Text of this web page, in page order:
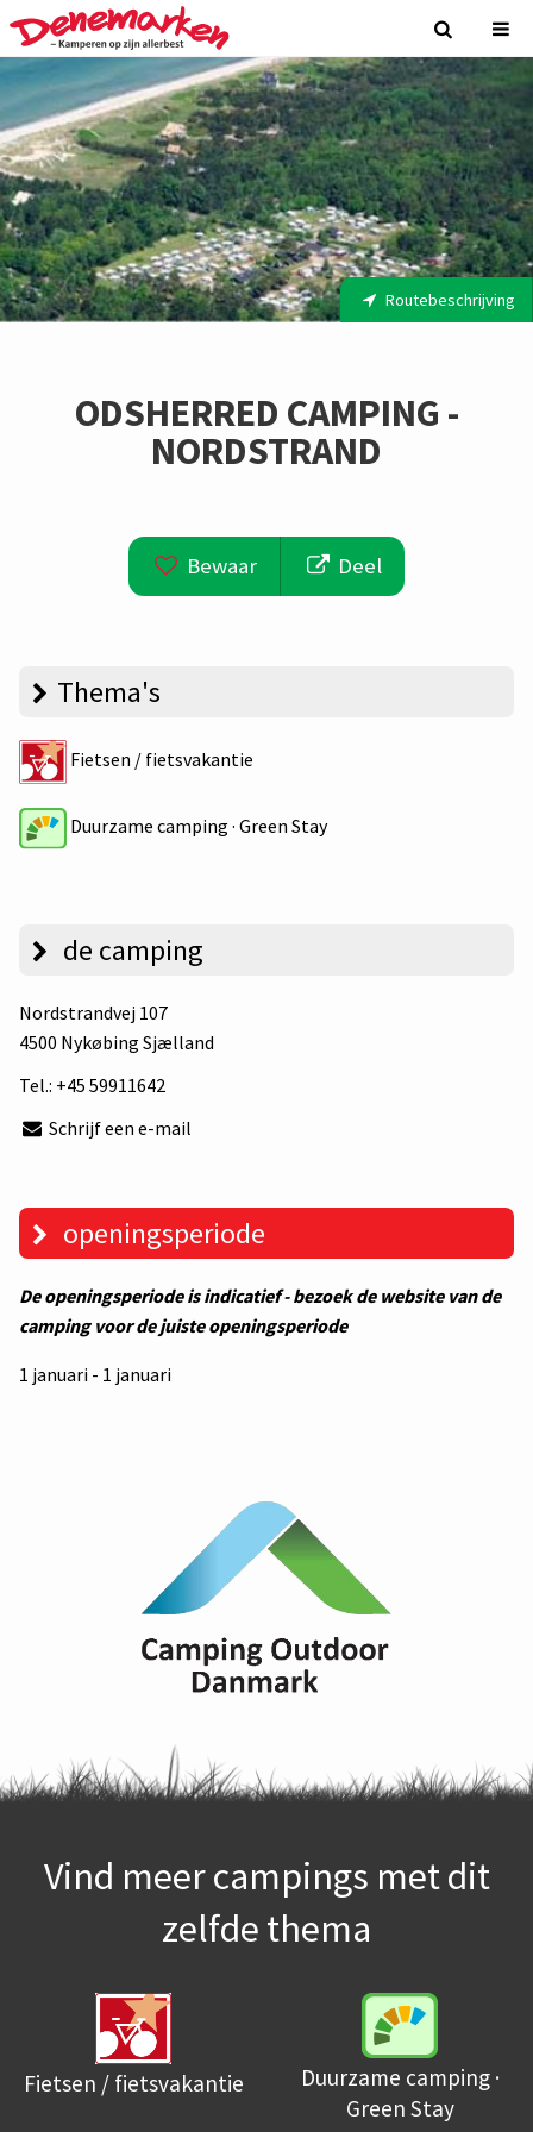
Routebeschrijving
ODSHERRED CAMPING -
NORDSTRAND
Bewaar Deel
Thema's
Fietsen / fietsvakantie
Duurzame camping · Green Stay
de camping
Nordstrandvej 107
4500 Nykøbing Sjælland
Tel.: +45 59911642
Schrijf een e-mail
openingsperiode
De openingsperiode is indicatief - bezoek de website van de
camping voor de juiste openingsperiode
1 januari - 1 januari
Vind meer campings met dit
zelfde thema
Fietsen / fietsvakantie
Duurzame camping ·
Green Stay